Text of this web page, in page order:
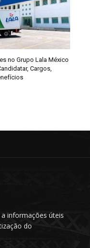
no Grupo Lala México
Cargos,
informações úteis
do